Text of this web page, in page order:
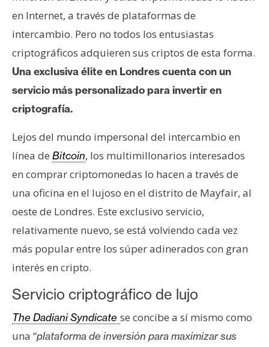
t
h
e
r
u
m
I
A
n
l
i
s
i
s
en Internet, a través de plataformas de
intercambio. Pero no todos los entusiastas
criptográficos adquieren sus criptos de esta forma.
Una exclusiva élite en Londres cuenta con un
servicio más personalizado para invertir en
criptografía.
Lejos del mundo impersonal del intercambio en
línea de Bitcoin, los multimillonarios interesados
en comprar criptomonedas lo hacen a través de
una oficina en el lujoso en el distrito de Mayfair, al
oeste de Londres. Este exclusivo servicio,
relativamente nuevo, se está volviendo cada vez
más popular entre los súper adinerados con gran
interés en cripto.
Servicio criptográfico de lujo
The Dadiani Syndicate se concibe a sí mismo como
una “plataforma de inversión para maximizar sus